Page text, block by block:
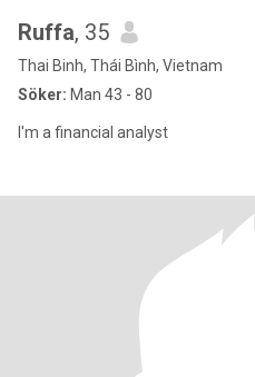
Ruffa, 35
Thai Binh, Thái Bình, Vietnam
Söker: Man 43 - 80
I'm a financial analyst